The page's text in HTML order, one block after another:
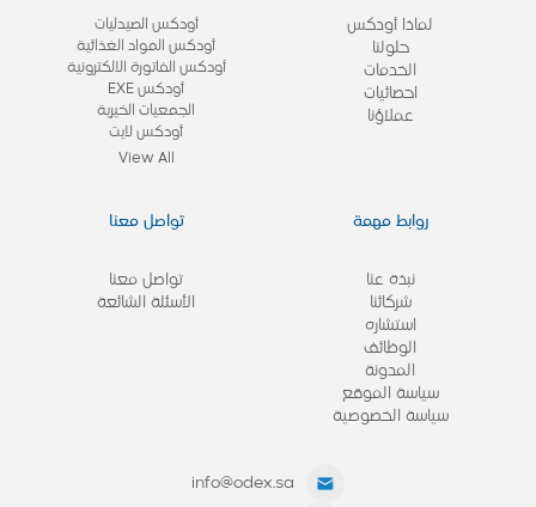
لماذا أودكس
حلولنا
الخدمات
احصائيات
عملاؤنا
أودكس الصيدليات
أودكس المواد الغذائية
أودكس الفاتورة الالكترونية
أودكس EXE
الجمعيات الخيرية
أودكس لايت
View All
روابط مهمة
نبذة عنا
شركائنا
استشاره
الوظائف
المدونة
سياسة الموقع
سياسة الخصوصية
تواصل معنا
تواصل معنا
الأسئلة الشائعة
info@odex.sa